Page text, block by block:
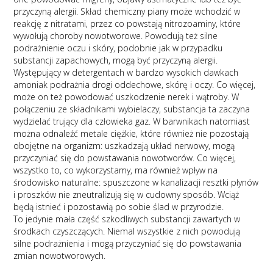
przyczyną alergii. Skład chemiczny piany może wchodzić w
reakcję z nitratami, przez co powstają nitrozoaminy, które
wywołują choroby nowotworowe. Powodują też silne
podrażnienie oczu i skóry, podobnie jak w przypadku
substancji zapachowych, mogą być przyczyną alergii.
Występujący w detergentach w bardzo wysokich dawkach
amoniak podrażnia drogi oddechowe, skórę i oczy. Co więcej,
może on też powodować uszkodzenie nerek i wątroby. W
połączeniu ze składnikami wybielaczy, substancja ta zaczyna
wydzielać trujący dla człowieka gaz. W barwnikach natomiast
można odnaleźć metale ciężkie, które również nie pozostają
obojętne na organizm: uszkadzają układ nerwowy, mogą
przyczyniać się do powstawania nowotworów. Co więcej,
wszystko to, co wykorzystamy, ma również wpływ na
środowisko naturalne: spuszczone w kanalizacji resztki płynów
i proszków nie zneutralizują się w cudowny sposób. Wciąż
będą istnieć i pozostawią po sobie ślad w przyrodzie.
To jedynie mała część szkodliwych substancji zawartych w
środkach czyszczących. Niemal wszystkie z nich powodują
silne podrażnienia i mogą przyczyniać się do powstawania
zmian nowotworowych.